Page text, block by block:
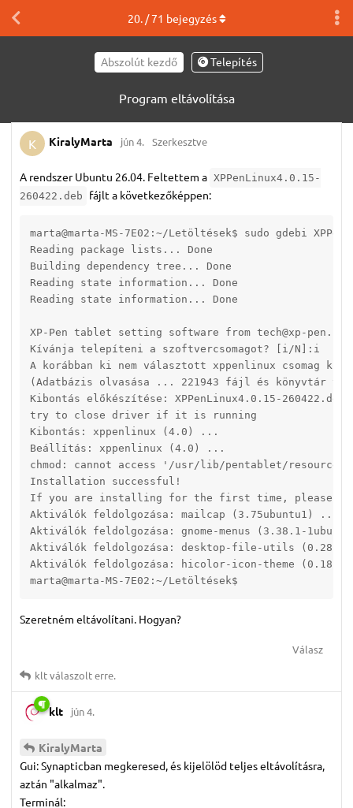
Abszolút kezdő Telepítés
Program eltávolítása
20. /71 bejegyzés
K KiralyMarta jún 4. Szerkesztve
A rendszer Ubuntu 26.04. Feltettem a XPPenLinux4.0.15-
260422.deb
fájlt a következőképpen:
marta@marta-MS-7E02:~/Letöltések$ sudo gdebi
Reading package lists... Done
Building dependency tree... Done
Reading state information... Done
Reading state information... Done
XP-Pen tablet setting software from tech@xp-pen.com
Kívánja telepíteni a szoftvercsomagot? [i/N]:i
A korábban ki nem választott xppenlinux csomag
(Adatbázis olvasása ... 221943 fájl és könyvtár
Kibontás előkészítése: XPPenLinux4.0.15-
try to close driver if it is running
Kibontás: xppenlinux (4.0) ...
Beállítás: xppenlinux (4.0) ...
chmod: cannot access '/usr/lib/pentablet/
Installation successful!
If you are installing for the first time, please
Aktiválók feldolgozása: mailcap (3.75ubuntu1) ...
Aktiválók feldolgozása: gnome-menus (3.38.1-
Aktiválók feldolgozása: desktop-file-utils (0.28-
Aktiválók feldolgozása: hicolor-icon-theme (0.18-
marta@marta-MS-7E02:~/Letöltések$
Szeretném eltávolítani. Hogyan?
Válasz
kltválaszolt erre.
klt jún 4.
KiralyMarta
Gui: Synapticban megkeresed, és kijelölöd teljes eltávolításra,
aztán "alkalmaz".
Terminál: